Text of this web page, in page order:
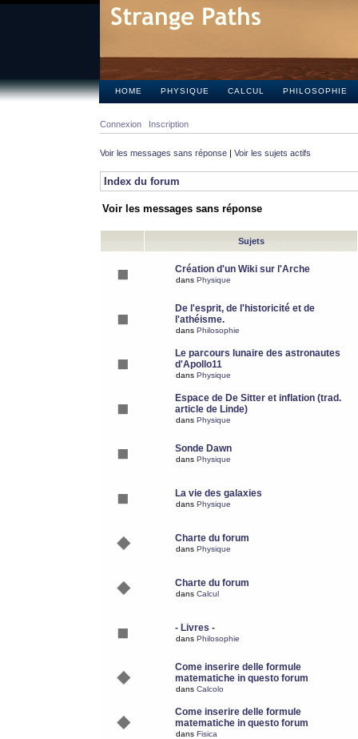
HOME PHYSIQUE CALCUL PHILOSOPHIE
Connexion Inscription
Voir les messages sans réponse | Voir les sujets actifs
Index du forum
Voir les messages sans réponse
Sujets
Création d'un Wiki sur l'Arche
dans Physique
De l'esprit, de l'historicité et de
l'athéisme.
dans Philosophie
Le parcours lunaire des astronautes
d'Apollo11
dans Physique
Espace de De Sitter et inflation (trad.
article de Linde)
dans Physique
Sonde Dawn
dans Physique
La vie des galaxies
dans Physique
Charte du forum
dans Physique
Charte du forum
dans Calcul
- Livres -
dans Philosophie
Come inserire delle formule
matematiche in questo forum
dans Calcolo
Come inserire delle formule
matematiche in questo forum
dans Fisica